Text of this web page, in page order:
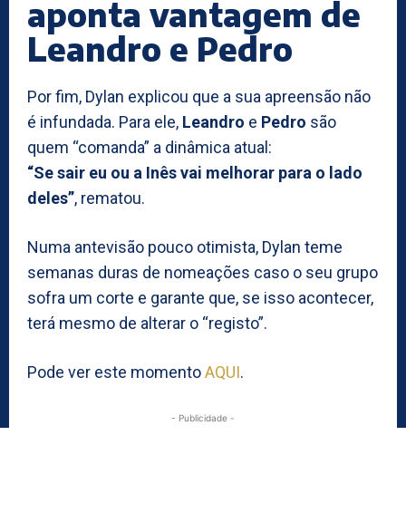
aponta vantagem de
Leandro e Pedro
Por fim, Dylan explicou que a sua apreensão não
é infundada. Para ele, Leandro e Pedro são
quem “comanda” a dinâmica atual:
“Se sair eu ou a Inês vai melhorar para o lado
deles”, rematou.
Numa antevisão pouco otimista, Dylan teme
semanas duras de nomeações caso o seu grupo
sofra um corte e garante que, se isso acontecer,
terá mesmo de alterar o “registo”.
Pode ver este momentoAQUI.
- Publicidade -